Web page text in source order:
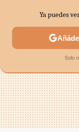
SECTORESYa puedes
Solo